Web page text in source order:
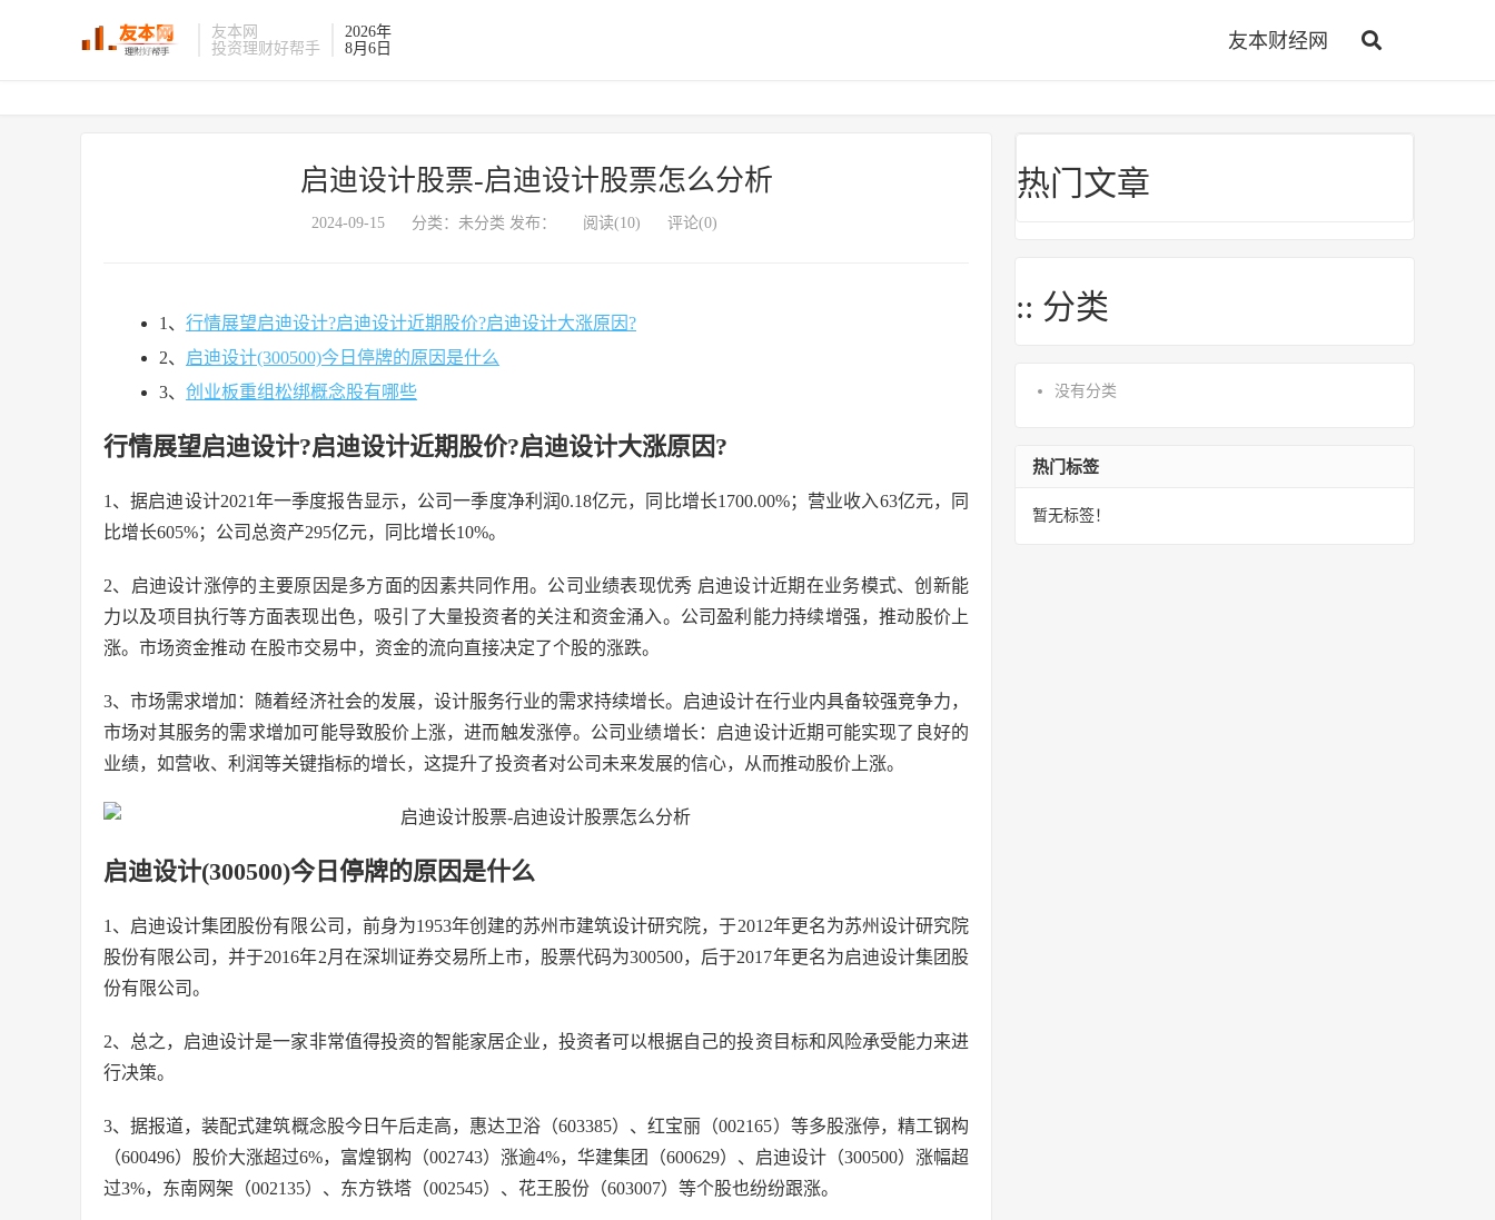
友本网
投资理财好帮手
2026年
8月6日
友本财经网
启迪设计股票-启迪设计股票怎么分析
2024-09-15 分类：未分类 发布： 阅读(10) 评论(0)
1、 行情展望启迪设计?启迪设计近期股价?启迪设计大涨原因?
2、 启迪设计(300500)今日停牌的原因是什么
3、 创业板重组松绑概念股有哪些
行情展望启迪设计?启迪设计近期股价?启迪设计大涨原因?
1、据启迪设计2021年一季度报告显示，公司一季度净利润0.18亿元，同比增长1700.00%；营业收入63亿元，同
比增长605%；公司总资产295亿元，同比增长10%。
2、启迪设计涨停的主要原因是多方面的因素共同作用。公司业绩表现优秀 启迪设计近期在业务模式、创新能
力以及项目执行等方面表现出色，吸引了大量投资者的关注和资金涌入。公司盈利能力持续增强，推动股价上
涨。市场资金推动 在股市交易中，资金的流向直接决定了个股的涨跌。
3、市场需求增加：随着经济社会的发展，设计服务行业的需求持续增长。启迪设计在行业内具备较强竞争力，
市场对其服务的需求增加可能导致股价上涨，进而触发涨停。公司业绩增长：启迪设计近期可能实现了良好的
业绩，如营收、利润等关键指标的增长，这提升了投资者对公司未来发展的信心，从而推动股价上涨。
启迪设计(300500)今日停牌的原因是什么
1、启迪设计集团股份有限公司，前身为1953年创建的苏州市建筑设计研究院，于2012年更名为苏州设计研究院
股份有限公司，并于2016年2月在深圳证券交易所上市，股票代码为300500，后于2017年更名为启迪设计集团股
份有限公司。
2、总之，启迪设计是一家非常值得投资的智能家居企业，投资者可以根据自己的投资目标和风险承受能力来进
行决策。
3、据报道，装配式建筑概念股今日午后走高，惠达卫浴（603385）、红宝丽（002165）等多股涨停，精工钢构
（600496）股价大涨超过6%，富煌钢构（002743）涨逾4%，华建集团（600629）、启迪设计（300500）涨幅超
过3%，东南网架（002135）、东方铁塔（002545）、花王股份（603007）等个股也纷纷跟涨。
热门文章
:: 分类
没有分类
热门标签
暂无标签！